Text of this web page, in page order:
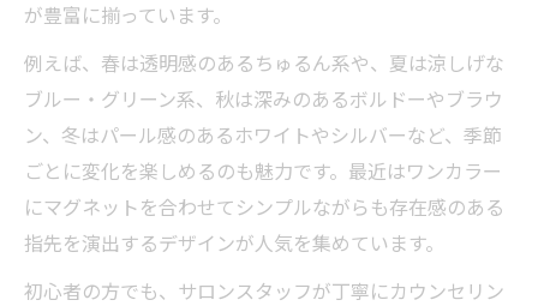
方
プロに学ぶマグネットネイルデザイン提案
の秘訣
マグネットネイルで自分らしさを表現する
コツ
が豊富に揃っています。
例えば、春は透明感のあるちゅるん系や、夏は涼しげな
ブルー・グリーン系、秋は深みのあるボルドーやブラウ
ン、冬はパール感のあるホワイトやシルバーなど、季節
ごとに変化を楽しめるのも魅力です。最近はワンカラー
にマグネットを合わせてシンプルながらも存在感のある
指先を演出するデザインが人気を集めています。
初心者の方でも、サロンスタッフが丁寧にカウンセリン